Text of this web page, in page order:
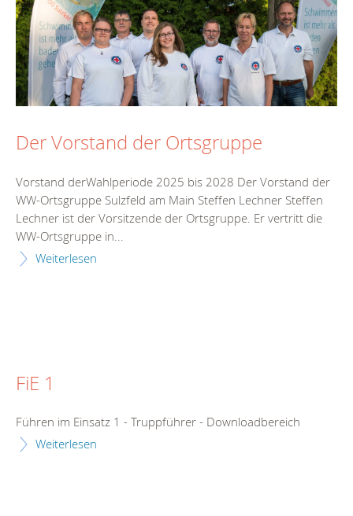
Der Vorstand der Ortsgruppe
Vorstand derWahlperiode 2025 bis 2028 Der Vorstand der
WW-Ortsgruppe Sulzfeld am Main Steffen Lechner Steffen
Lechner ist der Vorsitzende der Ortsgruppe. Er vertritt die
WW-Ortsgruppe in...
Weiterlesen
FiE 1
Führen im Einsatz 1 - Truppführer - Downloadbereich
Weiterlesen